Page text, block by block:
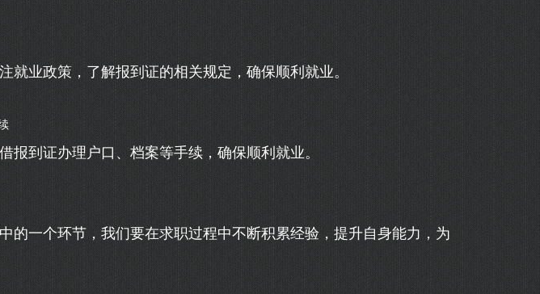
就业政策，了解报到证的相关规定，确保顺利就业。
报到证办理户口、档案等手续，确保顺利就业。
的一个环节，我们要在求职过程中不断积累经验，提升自身能力，为